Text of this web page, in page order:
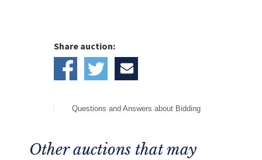
Share auction:
Questions and Answers about Bidding
Other auctions that may